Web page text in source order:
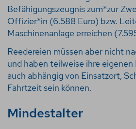
Befähigungszeugnis zum*zur
Offizier*in (6.588 Euro) bzw.
Maschinenanlage erreichen
Reedereien müssen aber nicht
und haben teilweise ihre
auch abhängig von Einsatzort,
Fahrtzeit sein können.
Mindestalter